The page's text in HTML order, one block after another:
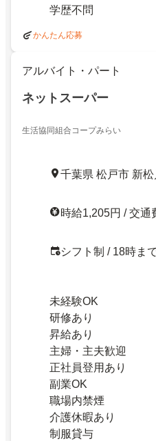
学歴不問
かんたん応募
アルバイト・パート
ネットスーパー
生活協同組合コープみらい
千葉県 松戸市 新
時給1,205円 / 交通
シフト制 / 18時ま
未経験OK
研修あり
昇給あり
主婦・主夫歓迎
正社員登用あり
副業OK
職場内禁煙
介護休暇あり
制服貸与